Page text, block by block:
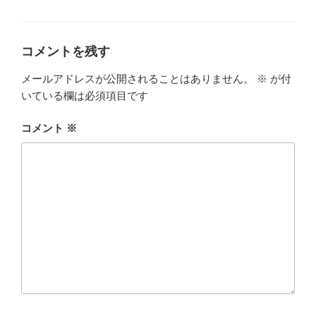
コメントを残す
メールアドレスが公開されることはありません。 ※ が付
いている欄は必須項目です
コメント ※